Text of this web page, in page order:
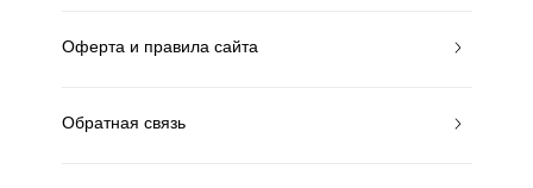
Оферта и правила сайта
Обратная связь